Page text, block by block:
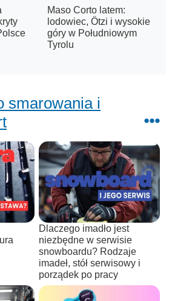
Maso Corto latem:
lodowiec, Ötzi i wysokie
góry w Południowym
Tyrolu
smarowania i
Dlaczego imadło jest
niezbędne w serwisie
snowboardu? Rodzaje
imadeł, stół serwisowy i
porządek po pracy